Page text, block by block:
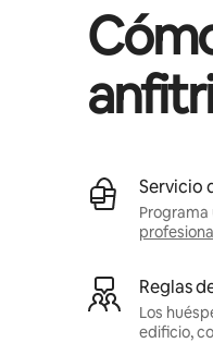
Servicio
Reglas
Los
edificio,